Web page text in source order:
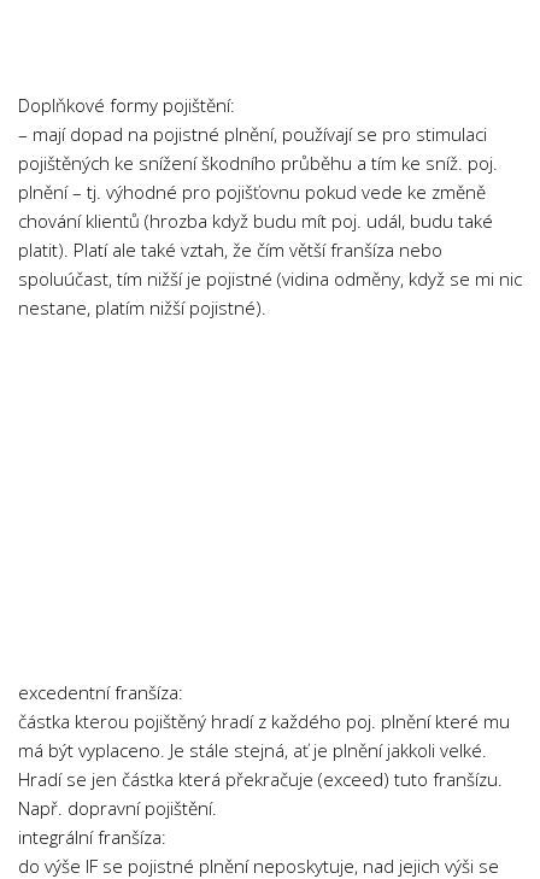
Ekonomie
Fyzika
Informatika
Jazyky
Management
Zdravotnictví
Zeměpis
Novinky
Doplňkové formy pojištění:
– mají dopad na pojistné plnění, používají se pro stimulaci
pojištěných ke snížení škodního průběhu a tím ke sníž. poj.
plnění – tj. výhodné pro pojišťovnu pokud vede ke změně
chování klientů (hrozba když budu mít poj. udál, budu také
platit). Platí ale také vztah, že čím větší franšíza nebo
spoluúčast, tím nižší je pojistné (vidina odměny, když se mi nic
nestane, platím nižší pojistné).
excedentní franšíza:
částka kterou pojištěný hradí z každého poj. plnění které mu
má být vyplaceno. Je stále stejná, ať je plnění jakkoli velké.
Hradí se jen částka která překračuje (exceed) tuto franšízu.
Např. dopravní pojištění.
integrální franšíza:
do výše IF se pojistné plnění neposkytuje, nad jejich výši se